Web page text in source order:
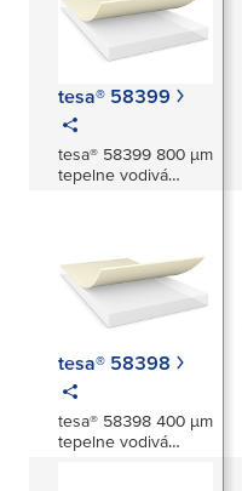
tesa® 58399
tesa® 58399 800 µm
tepelne vodivá
tesa® 58398
tesa® 58398 400 µm
tepelne vodivá